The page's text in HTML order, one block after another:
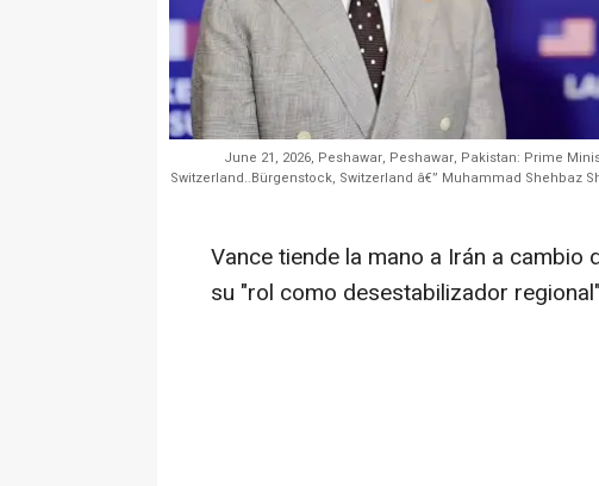
June 21, 2026, Peshawar, Peshawar, Pakistan: Prime
Switzerland..Bürgenstock, Switzerland â€” Muhammad Shehbaz
Vance tiende la mano a Irán a cambio
su "rol como desestabilizador regional"